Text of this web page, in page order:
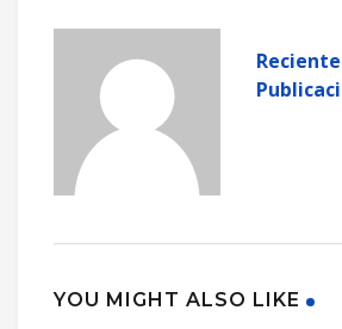
YOU MIGHT ALSO LIKE